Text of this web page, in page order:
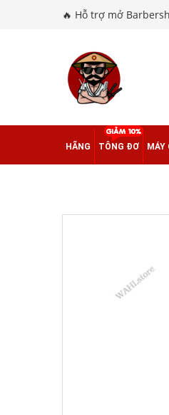
🔥 Hỗ trợ mở
HÃNG TÔNG ĐƠ MÁY